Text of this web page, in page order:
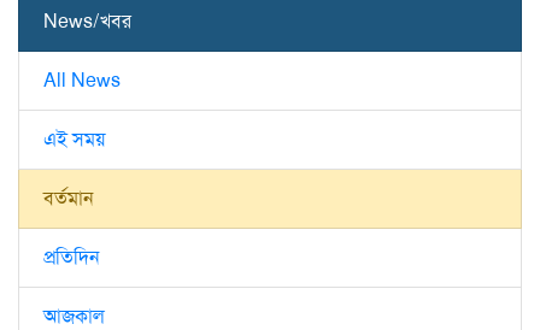
News/খবর
All News
এই সময়
বর্তমান
প্রতিদিন
আজকাল